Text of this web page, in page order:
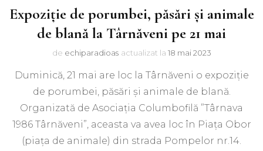
Expoziție de porumbei, păsări și animale
de blană la Târnăveni pe 21 mai
de echiparadioas actualizat la 18 mai 2023
Duminică, 21 mai are loc la Târnăveni o expoziție
de porumbei, păsări și animale de blană.
Organizată de Asociația Columbofilă ”Târnava
1986 Târnăveni”, aceasta va avea loc în Piața Obor
(piața de animale) din strada Pompelor nr.14.